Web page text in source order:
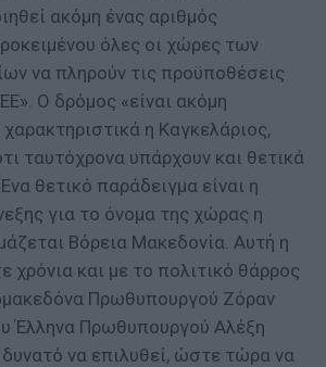
ακόμη ένας αριθμός
όλες οι χώρες των
να πληρούν τις προϋποθέσεις
Ο δρόμος «είναι ακόμη
η Καγκελάριος,
ταυτόχρονα υπάρχουν και θετικά
θετικό παράδειγμα είναι η
για το όνομα της χώρας η
Βόρεια Μακεδονία. Αυτή η
χρόνια και με το πολιτικό θάρρος
Πρωθυπουργού Ζόραν
Έλληνα Πρωθυπουργού Αλέξη
να επιλυθεί, ώστε τώρα να